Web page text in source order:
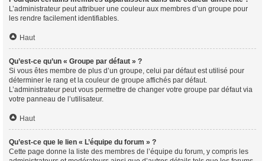
L’administrateur peut attribuer une couleur aux membres d’un groupe pour
les rendre facilement identifiables.
Haut
Qu’est-ce qu’un « Groupe par défaut » ?
Si vous êtes membre de plus d’un groupe, celui par défaut est utilisé pour
déterminer le rang et la couleur de groupe affichés par défaut.
L’administrateur peut vous permettre de changer votre groupe par défaut via
votre panneau de l’utilisateur.
Haut
Qu’est-ce que le lien « L’équipe du forum » ?
Cette page donne la liste des membres de l’équipe du forum, y compris les